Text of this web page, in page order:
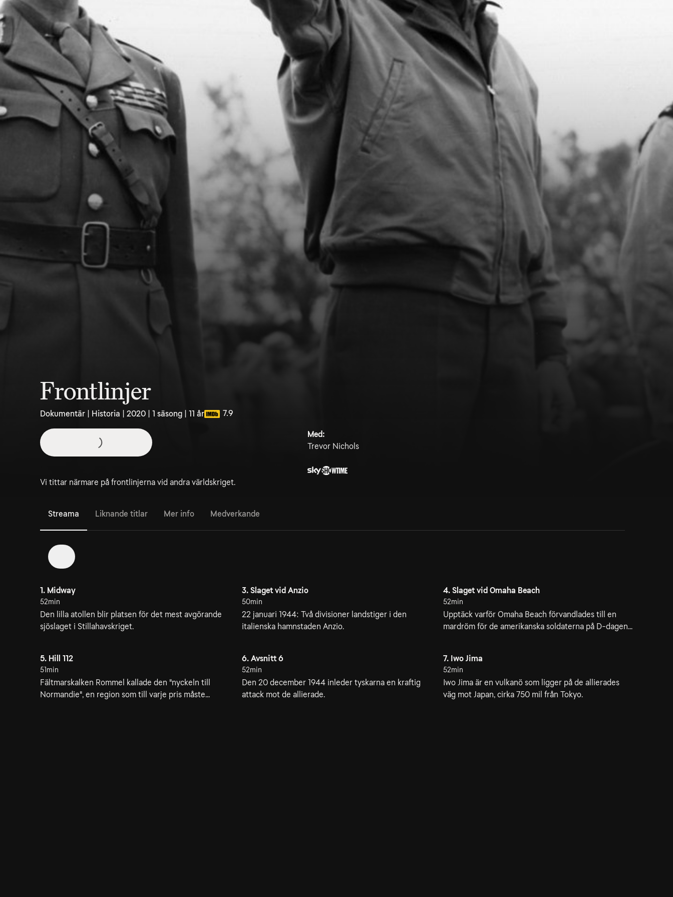
Frontlinjer
Dokumentär | Historia | 2020 | 1 säsong | 11 år 7.9
Vi tittar närmare på frontlinjerna vid andra världskriget.
Med:
Trevor Nichols
Streama Liknande titlar Mer info Medverkande
1. Midway
52min
Den lilla atollen blir platsen för det mest avgörande
sjöslaget i Stillahavskriget.
3. Slaget vid Anzio
50min
22 januari 1944: Två divisioner landstiger i den
italienska hamnstaden Anzio.
4. Slaget vid Omaha Beach
52min
Upptäck varför Omaha Beach förvandlades till en
mardröm för de amerikanska soldaterna på D-dagen...
5. Hill 112
51min
Fältmarskalken Rommel kallade den "nyckeln till
Normandie", en region som till varje pris måste...
6. Avsnitt 6
52min
Den 20 december 1944 inleder tyskarna en kraftig
attack mot de allierade.
7. Iwo Jima
52min
Iwo Jima är en vulkanö som ligger på de allierades
väg mot Japan, cirka 750 mil från Tokyo.